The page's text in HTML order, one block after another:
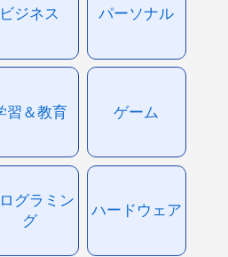
ビジネス パーソナル
習＆教育 ゲーム
グラミン
グ
ハードウェア